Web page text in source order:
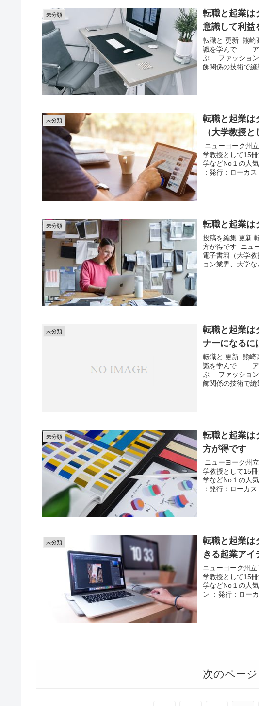
未分類
転職と起業は
意識して利益
転職と 更新 熊崎
識を学んで アパ
ぶ ファッション
飾関係の技術で縫
未分類
転職と起業は
（大学教授と
ニューヨーク州
学教授として15
学などNo１の人
：発行：ローカ
未分類 転職と起業は
投稿を編集 更新
方が得です ニュ
電子書籍（大学
ョン業界、大学な
未分類
転職と起業は
ナーになるに
転職と 更新 熊崎
識を学んで アパ
ぶ ファッション
飾関係の技術で縫
未分類
転職と起業は
方が得です
ニューヨーク州
学教授として15
学などNo１の人
：発行：ローカ
未分類
転職と起業は
きる起業アイ
ニューヨーク州
学教授として15
学などNo１の人
ン ：発行：ロー
次のページ